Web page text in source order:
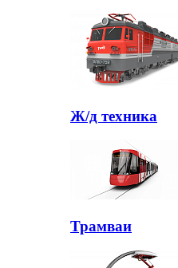
Ж/д техника
Трамваи